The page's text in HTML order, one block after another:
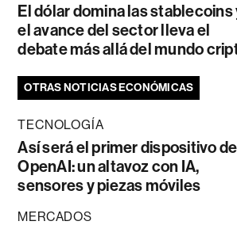
El dólar domina las stablecoins
el avance del sector lleva el
debate más allá del mundo
OTRAS NOTICIAS ECONÓMICAS
TECNOLOGÍA
Así será el primer dispositivo de
OpenAI: un altavoz con IA,
sensores y piezas móviles
MERCADOS